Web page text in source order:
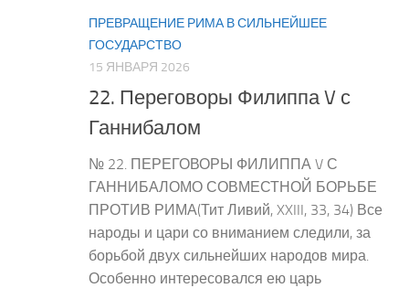
ПРЕВРАЩЕНИЕ РИМА В СИЛЬНЕЙШЕЕ
ГОСУДАРСТВО
15 ЯНВАРЯ 2026
22. Переговоры Филиппа V с
Ганнибалом
№ 22. ПЕРЕГОВОРЫ ФИЛИППА V С
ГАННИБАЛОМО СОВМЕСТНОЙ БОРЬБЕ
ПРОТИВ РИМА(Тит Ливий, XXIII, 33, 34) Все
народы и цари со вниманием следили, за
борьбой двух сильнейших народов мира.
Особенно интересовался ею царь